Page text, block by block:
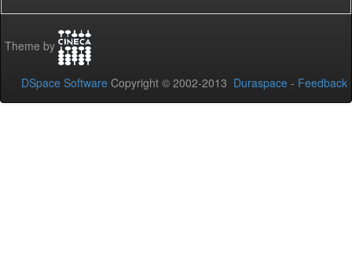
Theme by
DSpace Software Copyright © 2002-2013 Duraspace - Feedback